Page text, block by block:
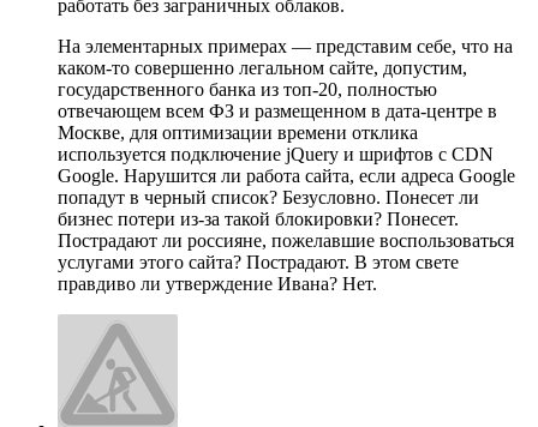
работать без заграничных облаков.
На элементарных примерах — представим себе, что на
каком-то совершенно легальном сайте, допустим,
государственного банка из топ-20, полностью
отвечающем всем ФЗ и размещенном в дата-центре в
Москве, для оптимизации времени отклика
используется подключение jQuery и шрифтов с CDN
Google. Нарушится ли работа сайта, если адреса Google
попадут в черный список? Безусловно. Понесет ли
бизнес потери из-за такой блокировки? Понесет.
Пострадают ли россияне, пожелавшие воспользоваться
услугами этого сайта? Пострадают. В этом свете
правдиво ли утверждение Ивана? Нет.